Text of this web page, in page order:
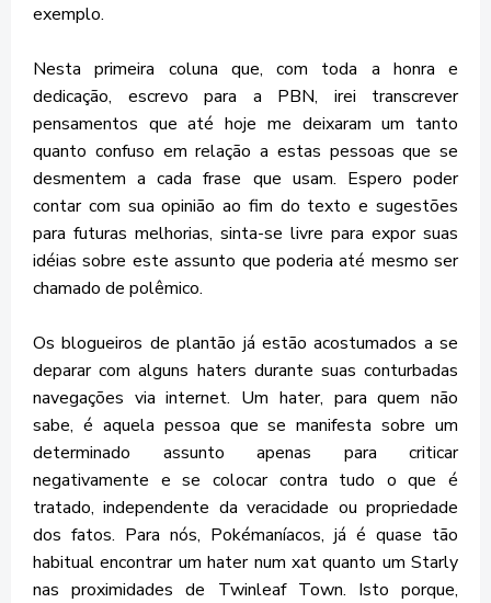
exemplo.
Nesta primeira coluna que, com toda a honra e
dedicação, escrevo para a PBN, irei transcrever
pensamentos que até hoje me deixaram um tanto
quanto confuso em relação a estas pessoas que se
desmentem a cada frase que usam. Espero poder
contar com sua opinião ao fim do texto e sugestões
para futuras melhorias, sinta-se livre para expor suas
idéias sobre este assunto que poderia até mesmo ser
chamado de polêmico.
Os blogueiros de plantão já estão acostumados a se
deparar com alguns haters durante suas conturbadas
navegações via internet. Um hater, para quem não
sabe, é aquela pessoa que se manifesta sobre um
determinado assunto apenas para criticar
negativamente e se colocar contra tudo o que é
tratado, independente da veracidade ou propriedade
dos fatos. Para nós, Pokémaníacos, já é quase tão
habitual encontrar um hater num xat quanto um Starly
nas proximidades de Twinleaf Town. Isto porque,